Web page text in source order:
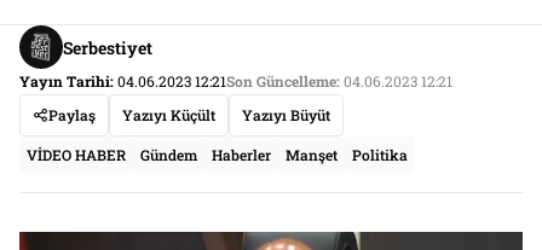
Serbestiyet
Yayın Tarihi:04.06.2023 12:21Son Güncelleme:04.06.2023 12:21
Paylaş
Yazıyı Küçült Yazıyı Büyüt
VİDEO HABER Gündem Haberler Manşet Politika